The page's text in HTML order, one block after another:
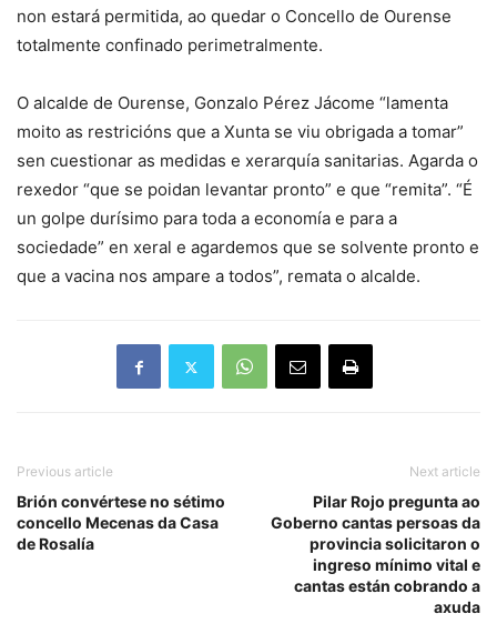
non estará permitida, ao quedar o Concello de Ourense
totalmente confinado perimetralmente.
O alcalde de Ourense, Gonzalo Pérez Jácome “lamenta
moito as restricións que a Xunta se viu obrigada a tomar”
sen cuestionar as medidas e xerarquía sanitarias. Agarda o
rexedor “que se poidan levantar pronto” e que “remita”. “É
un golpe durísimo para toda a economía e para a
sociedade” en xeral e agardemos que se solvente pronto e
que a vacina nos ampare a todos”, remata o alcalde.
Previous article
Brión convértese no sétimo
concello Mecenas da Casa
de Rosalía
Next article
Pilar Rojo pregunta ao
Goberno cantas persoas da
provincia solicitaron o
ingreso mínimo vital e
cantas están cobrando a
axuda